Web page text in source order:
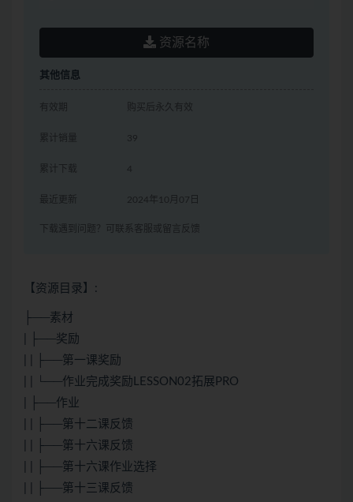
资源名称
其他信息
有效期 购买后永久有效
累计销量 39
累计下载 4
最近更新 2024年10月07日
下载遇到问题？可联系客服或留言反馈
【资源目录】:
├──素材
| ├──奖励
| | ├──第一课奖励
| | └──作业完成奖励LESSON02拓展PRO
| ├──作业
| | ├──第十二课反馈
| | ├──第十六课反馈
| | ├──第十六课作业选择
| | ├──第十三课反馈